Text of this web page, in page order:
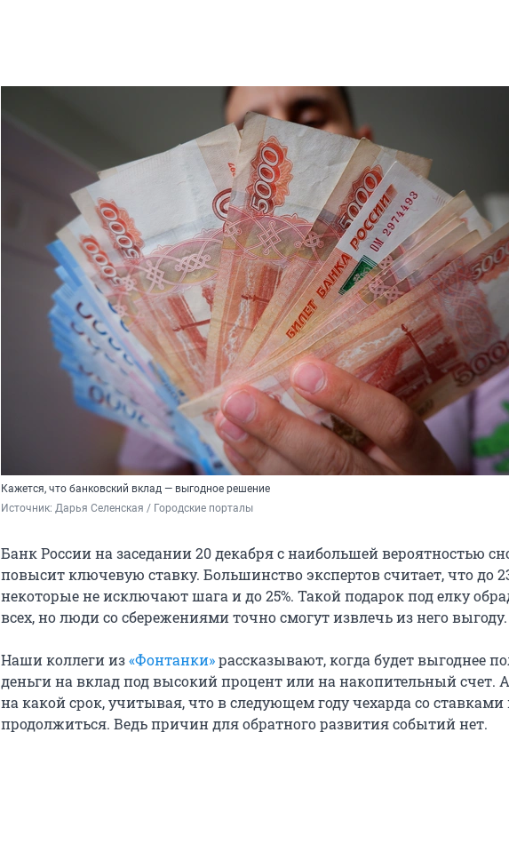
Кажется, что банковский вклад — выгодное решение
Источник: Дарья Селенская / Городские порталы
Банк России на заседании 20 декабря с наибольшей вероятностью
повысит ключевую ставку. Большинство экспертов считает, что до
некоторые не исключают шага и до 25%. Такой подарок под елку
всех, но люди со сбережениями точно смогут извлечь из него выгоду.
Наши коллеги из«Фонтанки»рассказывают, когда будет выгоднее
деньги на вклад под высокий процент или на накопительный счет.
на какой срок, учитывая, что в следующем году чехарда со
продолжиться. Ведь причин для обратного развития событий нет.